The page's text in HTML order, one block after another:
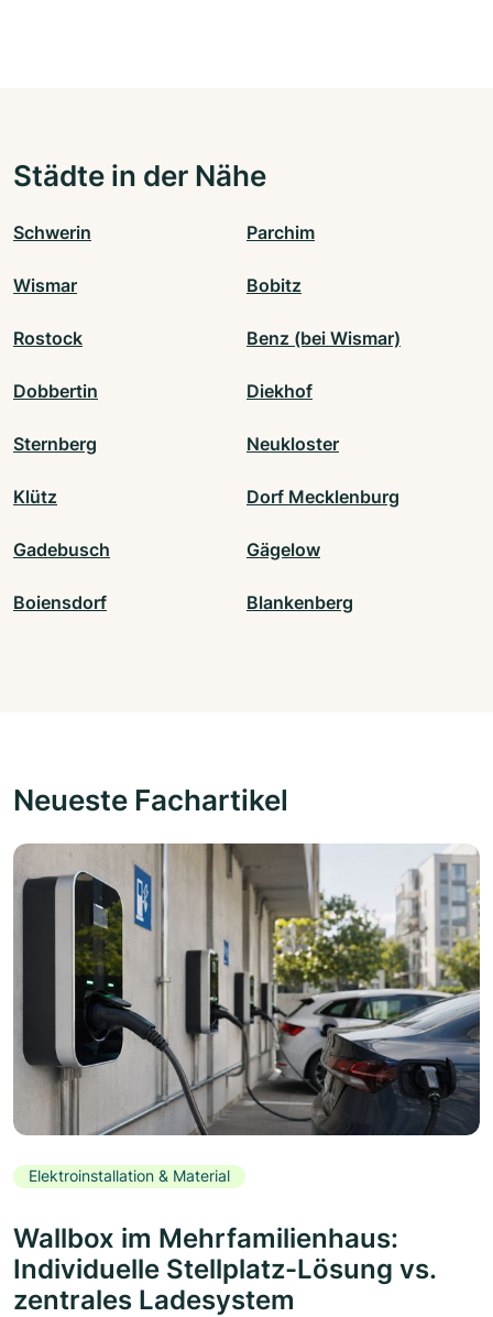
Städte in der Nähe
Schwerin Parchim
Wismar Bobitz
Rostock Benz (bei Wismar)
Dobbertin Diekhof
Sternberg Neukloster
Klütz Dorf Mecklenburg
Gadebusch Gägelow
Boiensdorf Blankenberg
Neueste Fachartikel
Elektroinstallation & Material
Wallbox im Mehrfamilienhaus:
Individuelle Stellplatz-Lösung vs.
zentrales Ladesystem